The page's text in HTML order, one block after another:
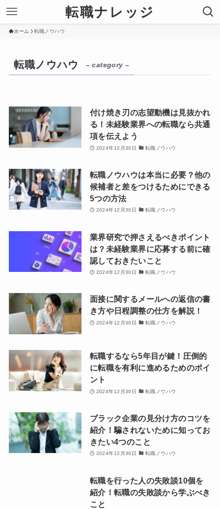
転職ナレッジ
ホーム 転職ノウハウ
転職ノウハウ – category –
付け焼き刃の志望動機は見抜かれ
る！未経験業界への転職なら共通
項を伝えよう
2024年12月30日 転職ノウハウ
転職ノウハウは本当に必要？他の
候補者と差をつけるためにできる
5つの方法
2024年12月30日 転職ノウハウ
業界研究で押さえるべきポイント
は？未経験業界に応募する前に確
認しておきたいこと
2024年12月30日 転職ノウハウ
面接に関するメールへの返信の書
き方や日程調整の仕方を解説！
2024年12月30日 転職ノウハウ
転職するなら5年目が鍵！圧倒的
に転職を有利に進めるためのポイ
ント
2024年12月30日 転職ノウハウ
ブラック企業の見分け方のコツを
紹介！騙されないために知ってお
きたい4つのこと
2024年12月30日 転職ノウハウ
転職を行った人の失敗談10個を
紹介！転職の失敗談から学ぶべき
こと